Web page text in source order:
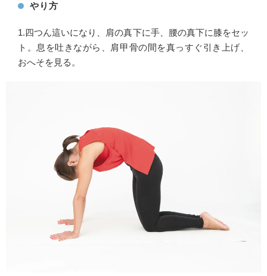
やり方
1.四つん這いになり、肩の真下に手、腰の真下に膝をセッ
ト。息を吐きながら、肩甲骨の間を真っすぐ引き上げ、
おへそを見る。